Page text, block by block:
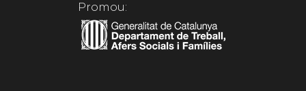
Promou: